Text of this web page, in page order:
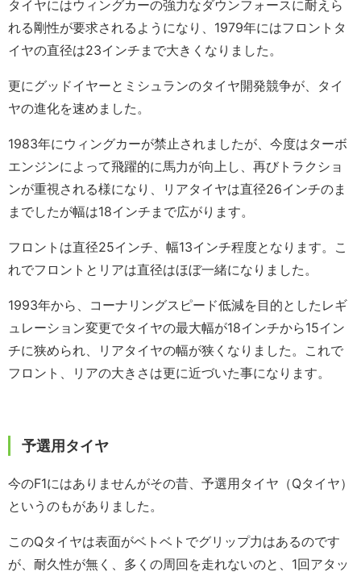
タイヤにはウィングカーの強力なダウンフォースに耐えら
れる剛性が要求されるようになり、1979年にはフロントタ
イヤの直径は23インチまで大きくなりました。
更にグッドイヤーとミシュランのタイヤ開発競争が、タイ
ヤの進化を速めました。
1983年にウィングカーが禁止されましたが、今度はターボ
エンジンによって飛躍的に馬力が向上し、再びトラクショ
ンが重視される様になり、リアタイヤは直径26インチのま
までしたが幅は18インチまで広がります。
フロントは直径25インチ、幅13インチ程度となります。こ
れでフロントとリアは直径はほぼ一緒になりました。
1993年から、コーナリングスピード低減を目的としたレギ
ュレーション変更でタイヤの最大幅が18インチから15イン
チに狭められ、リアタイヤの幅が狭くなりました。これで
フロント、リアの大きさは更に近づいた事になります。
予選用タイヤ
今のF1にはありませんがその昔、予選用タイヤ（Qタイヤ）
というのもがありました。
このQタイヤは表面がベトベトでグリップ力はあるのです
が、耐久性が無く、多くの周回を走れないのと、1回アタッ